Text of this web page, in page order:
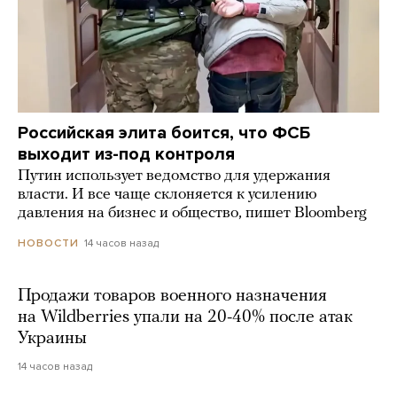
Российская элита боится, что ФСБ
выходит из-под контроля
Путин использует ведомство для удержания
власти. И все чаще склоняется к усилению
давления на бизнес и общество, пишет Bloomberg
НОВОСТИ 14 часов назад
Продажи товаров военного назначения
на Wildberries упали на 20-40% после атак
Украины
14 часов назад